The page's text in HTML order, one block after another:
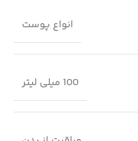
انواع پوست
100 میلی لیتر